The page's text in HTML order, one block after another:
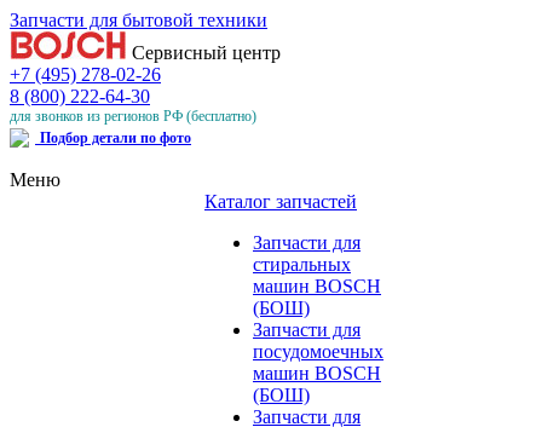
Запчасти для бытовой техники
Сервисный центр
+7 (495) 278-02-26
8 (800) 222-64-30
для звонков из регионов РФ (бесплатно)
Подбор детали по фото
Меню
Каталог запчастей
Запчасти для
стиральных
машин BOSCH
(БОШ)
Запчасти для
посудомоечных
машин BOSCH
(БОШ)
Запчасти для